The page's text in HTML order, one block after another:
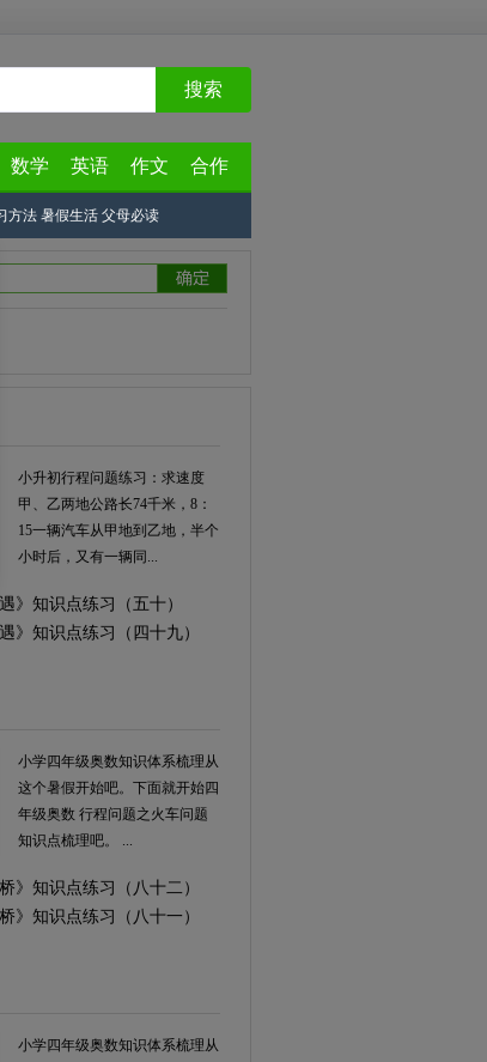
搜索
数学 英语 作文 合作
方法 暑假生活 父母必读
小升初行程问题练习：求速度
甲、乙两地公路长74千米，8：
15一辆汽车从甲地到乙地，半个
小时后，又有一辆同...
》知识点练习（五十）
》知识点练习（四十九）
小学四年级奥数知识体系梳理从
这个暑假开始吧。下面就开始四
年级奥数 行程问题之火车问题
知识点梳理吧。 ...
》知识点练习（八十二）
》知识点练习（八十一）
小学四年级奥数知识体系梳理从